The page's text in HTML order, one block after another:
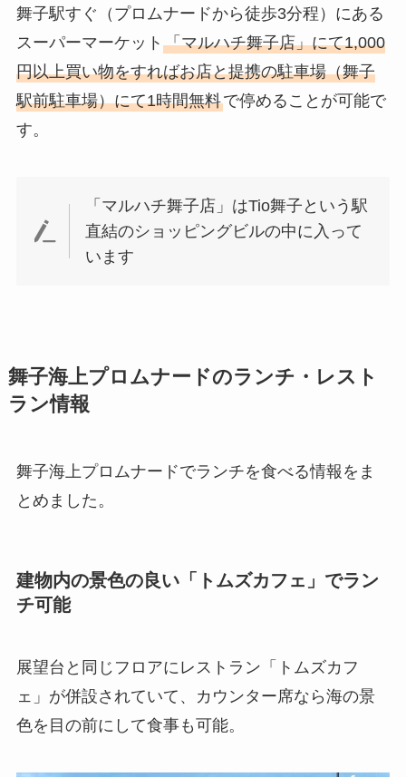
舞子駅すぐ（プロムナードから徒歩3分程）にある
スーパーマーケット 「マルハチ舞子店」にて1,000
円以上買い物をすればお店と提携の駐車場（舞子
駅前駐車場）にて1時間無料で停めることが可能で
す。
「マルハチ舞子店」はTio舞子という駅
直結のショッピングビルの中に入って
います
舞子海上プロムナードのランチ・レスト
ラン情報
舞子海上プロムナードでランチを食べる情報をま
とめました。
建物内の景色の良い「トムズカフェ」でラン
チ可能
展望台と同じフロアにレストラン「トムズカフ
ェ」が併設されていて、カウンター席なら海の景
色を目の前にして食事も可能。